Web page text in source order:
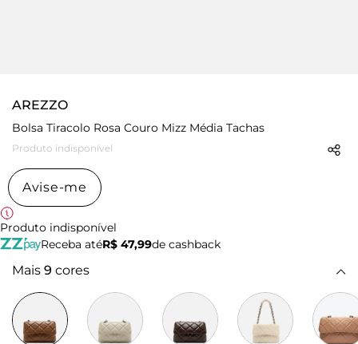
AREZZO
Bolsa Tiracolo Rosa Couro Mizz Média Tachas
Produto indisponível
Avise-me
Produto indisponível
Receba atéR$ 47,99de cashback
Mais 9 cores